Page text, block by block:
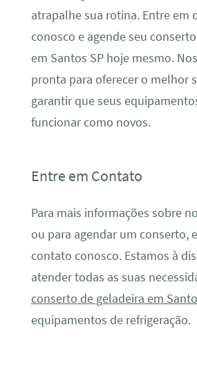
atrapalhe sua rotina. Entre em
conosco e agende seu
em Santos SP hoje mesmo.
pronta para oferecer o melhor
garantir que seus
funcionar como novos.
Entre em Contato
Para mais informações sobre
ou para agendar um conserto,
contato conosco. Estamos à
atender todas as suas
conserto de geladeira em
equipamentos de refrigeração.